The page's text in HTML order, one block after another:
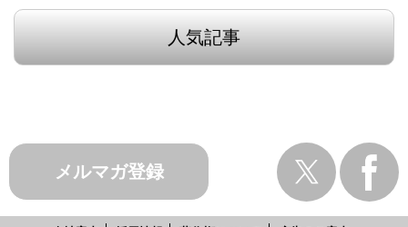
人気記事
メルマガ登録